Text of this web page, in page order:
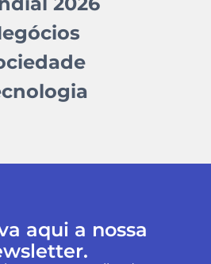
aqui a nossa